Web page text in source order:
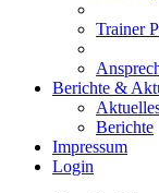
Trainer
Berichte &
Berichte
Impressum
Login